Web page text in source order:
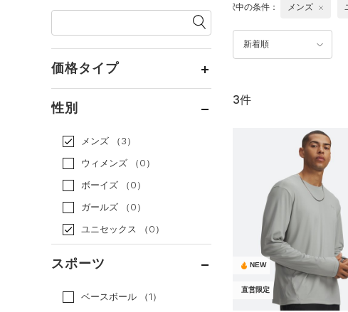
価格タイプ
性別
メンズ
（3）
ウィメンズ
（0）
ボーイズ
（0）
ガールズ
（0）
ユニセックス
（0）
スポーツ
ベースボール
（1）
新着順
選択中の条件： メンズ
3件
NEW
直営限定